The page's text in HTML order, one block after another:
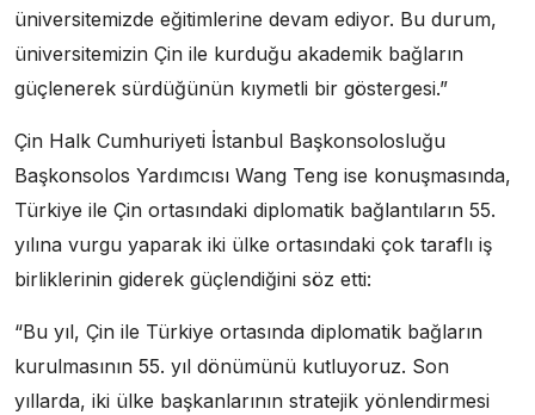
üniversitemizde eğitimlerine devam ediyor. Bu durum,
üniversitemizin Çin ile kurduğu akademik bağların
güçlenerek sürdüğünün kıymetli bir göstergesi.”
Çin Halk Cumhuriyeti İstanbul Başkonsolosluğu
Başkonsolos Yardımcısı Wang Teng ise konuşmasında,
Türkiye ile Çin ortasındaki diplomatik bağlantıların 55.
yılına vurgu yaparak iki ülke ortasındaki çok taraflı iş
birliklerinin giderek güçlendiğini söz etti:
“Bu yıl, Çin ile Türkiye ortasında diplomatik bağların
kurulmasının 55. yıl dönümünü kutluyoruz. Son
yıllarda, iki ülke başkanlarının stratejik yönlendirmesi